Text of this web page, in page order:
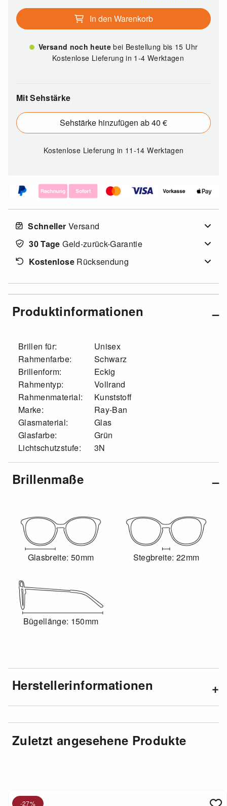
In den Warenkorb
Versand noch heutebei Bestellung bis 15 Uhr
Kostenlose Lieferung in 1-4 Werktagen
Mit Sehstärke
Sehstärke hinzufügen ab 40 €
Kostenlose Lieferungin 11-14 Werktagen
Schneller Versand
30 Tage Geld-zurück-Garantie
KostenloseRücksendung
Produktinformationen
Brillen für:
Unisex
Rahmenfarbe:
Schwarz
Brillenform:
Eckig
Rahmentyp:
Vollrand
Rahmenmaterial:
Kunststoff
Marke:
Ray-Ban
Glasmaterial:
Glas
Glasfarbe:
Grün
Lichtschutzstufe:
3N
Brillenmaße
Glasbreite: 50mm Stegbreite: 22mm
Bügellänge: 150mm
Herstellerinformationen
Zuletzt angesehene Produkte
-27%